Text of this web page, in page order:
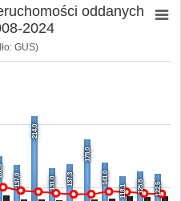
GUS)
137,0
214,0
131,0 137,3
178,0
141,0
118,1
125,8 122,5
oddanych
2024